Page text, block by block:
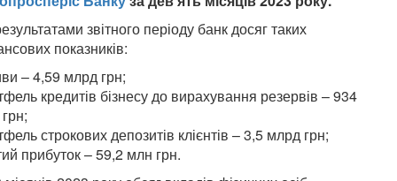
звітного періоду банк досяг таких
показників:
– 4,59 млрд грн;
кредитів бізнесу до вирахування резервів – 934
строкових депозитів клієнтів – 3,5 млрд грн;
прибуток – 59,2 млн грн.